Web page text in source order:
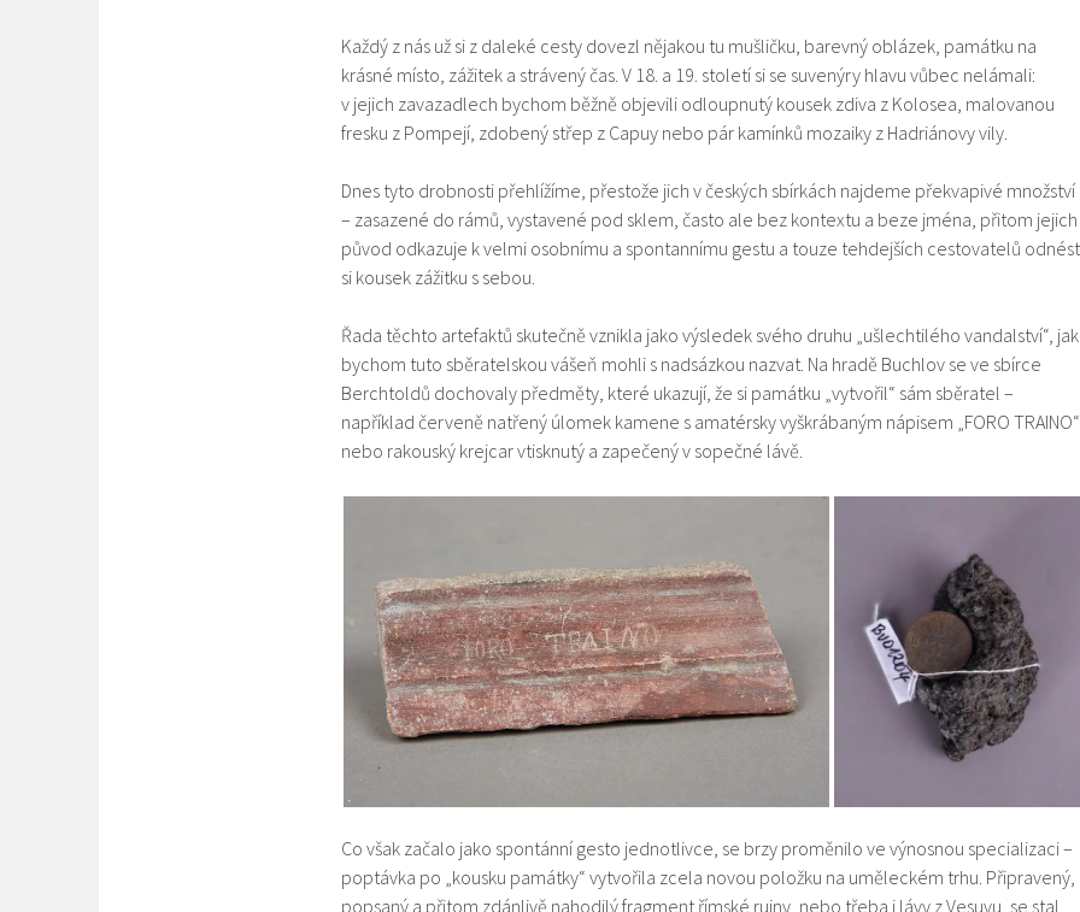
Každý z nás už si z daleké cesty dovezl nějakou tu mušličku, barevný oblázek, památku na
krásné místo, zážitek a strávený čas. V 18. a 19. století si se suvenýry hlavu vůbec nelámali:
v jejich zavazadlech bychom běžně objevili odloupnutý kousek zdiva z Kolosea, malovanou
fresku z Pompejí, zdobený střep z Capuy nebo pár kamínků mozaiky z Hadriánovy vily.
Dnes tyto drobnosti přehlížíme, přestože jich v českých sbírkách najdeme překvapivé množství
– zasazené do rámů, vystavené pod sklem, často ale bez kontextu a beze jména, přitom jejich
původ odkazuje k velmi osobnímu a spontannímu gestu a touze tehdejších cestovatelů odnést
si kousek zážitku s sebou.
Řada těchto artefaktů skutečně vznikla jako výsledek svého druhu „ušlechtilého vandalství“, jak
bychom tuto sběratelskou vášeň mohli s nadsázkou nazvat. Na hradě Buchlov se ve sbírce
Berchtoldů dochovaly předměty, které ukazují, že si památku „vytvořil“ sám sběratel –
například červeně natřený úlomek kamene s amatérsky vyškrábaným nápisem „FORO TRAINO“
nebo rakouský krejcar vtisknutý a zapečený v sopečné lávě.
Co však začalo jako spontánní gesto jednotlivce, se brzy proměnilo ve výnosnou specializaci –
poptávka po „kousku památky“ vytvořila zcela novou položku na uměleckém trhu. Připravený,
popsaný a přitom zdánlivě nahodilý fragment římské ruiny, nebo třeba i lávy z Vesuvu, se stal